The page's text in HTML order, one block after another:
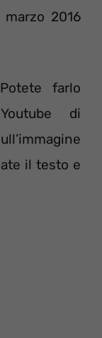
2016
farlo
di
il testo e